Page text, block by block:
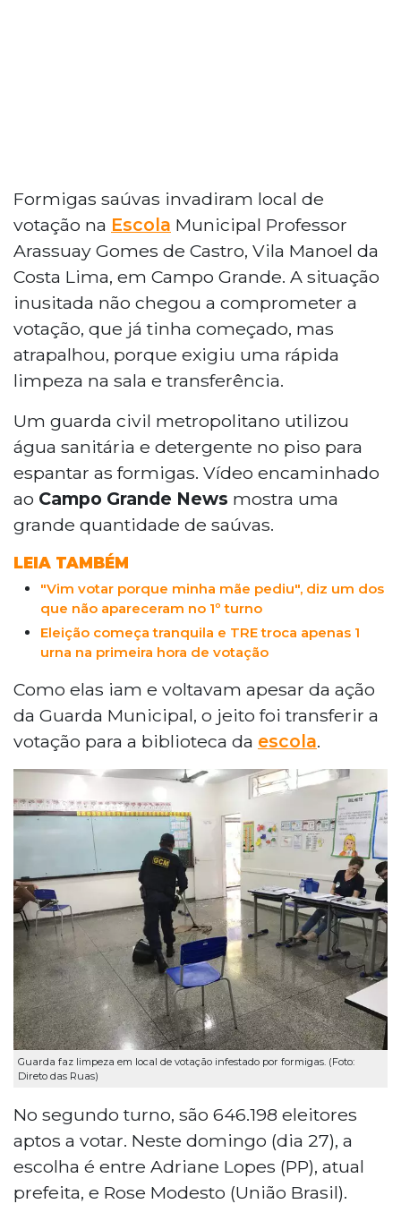
Formigas saúvas invadiram local de
votação na Escola Municipal Professor
Arassuay Gomes de Castro, Vila Manoel da
Costa Lima, em Campo Grande. A situação
inusitada não chegou a comprometer a
votação, que já tinha começado, mas
atrapalhou, porque exigiu uma rápida
limpeza na sala e transferência.
Um guarda civil metropolitano utilizou
água sanitária e detergente no piso para
espantar as formigas. Vídeo encaminhado
ao Campo Grande News mostra uma
grande quantidade de saúvas.
LEIA TAMBÉM
"Vim votar porque minha mãe pediu", diz um dos
que não apareceram no 1º turno
Eleição começa tranquila e TRE troca apenas 1
urna na primeira hora de votação
Como elas iam e voltavam apesar da ação
da Guarda Municipal, o jeito foi transferir a
votação para a biblioteca da escola.
Guarda faz limpeza em local de votação infestado por formigas. (Foto:
Direto das Ruas)
No segundo turno, são 646.198 eleitores
aptos a votar. Neste domingo (dia 27), a
escolha é entre Adriane Lopes (PP), atual
prefeita, e Rose Modesto (União Brasil).